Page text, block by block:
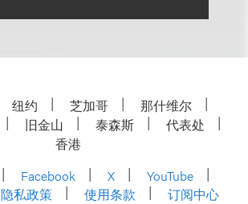
纽约 芝加哥
那什维尔
旧金山 泰森斯
代表处
香港
Facebook X
YouTube
隐私政策 使用条款 订阅中心